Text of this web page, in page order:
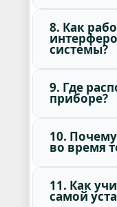
8. Как
системы?
9. Где
приборе?
10.
во время
11. Как
самой